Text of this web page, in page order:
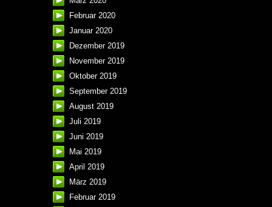
Februar 2020
Januar 2020
Dezember 2019
November 2019
Oktober 2019
September 2019
August 2019
Juli 2019
Juni 2019
Mai 2019
April 2019
März 2019
Februar 2019